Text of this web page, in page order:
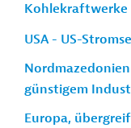
Kohlekraftwerke
USA - US-
günstigem
Europa,